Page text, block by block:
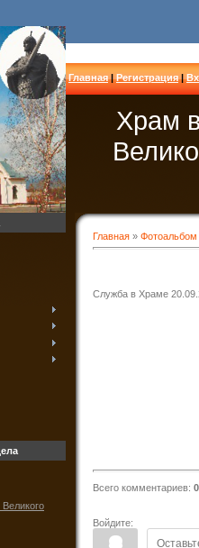
Главная|Регистрация|
Храм
Главная » Фотоальбом
Служба в Храме
Всего комментариев: 0
Войдите: